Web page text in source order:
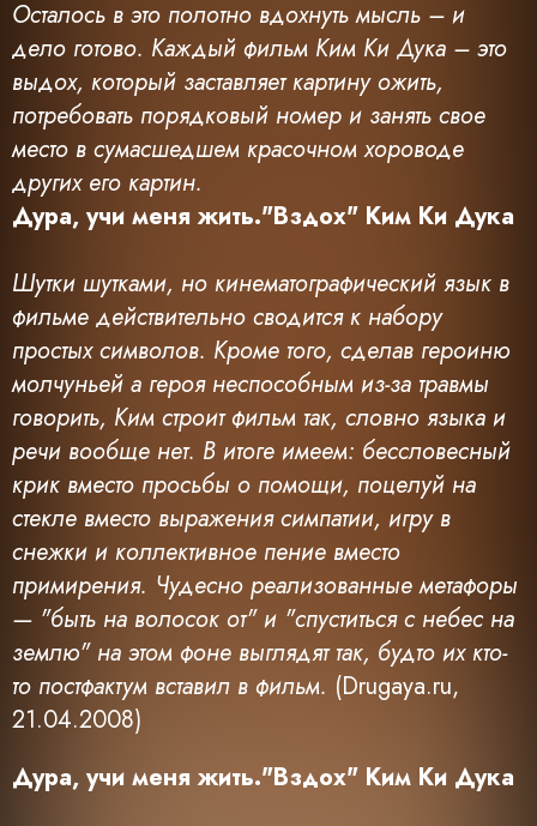
Осталось в это полотно вдохнуть мысль – и
дело готово. Каждый фильм Ким Ки Дука – это
выдох, который заставляет картину ожить,
потребовать порядковый номер и занять свое
место в сумасшедшем красочном хороводе
других его картин.
Дура, учи меня жить."Вздох" Ким Ки Дука
Шутки шутками, но кинематографический язык в
фильме действительно сводится к набору
простых символов. Кроме того, сделав героиню
молчуньей а героя неспособным из-за травмы
говорить, Ким строит фильм так, словно языка и
речи вообще нет. В итоге имеем: бессловесный
крик вместо просьбы о помощи, поцелуй на
стекле вместо выражения симпатии, игру в
снежки и коллективное пение вместо
примирения. Чудесно реализованные метафоры
— "быть на волосок от" и "спуститься с небес на
землю" на этом фоне выглядят так, будто их кто-
то постфактум вставил в фильм. (Drugaya.ru,
21.04.2008)
Дура, учи меня жить."Вздох" Ким Ки Дука